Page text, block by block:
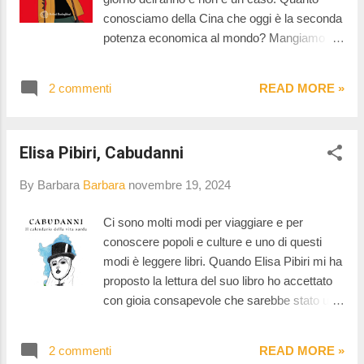
a casa neanche a Londra. E' una storia
emozionante piena di dolore e di speranza.
Una storia familiare basata sui ricordi e sulla
nostre radici? Sono veramente nel nostro
conosciamo della Cina che oggi è la seconda
potenza economica al mondo? Mangiamo
made in China. Da questo libro emerge un
Tianjin tre mesi prima del massacro di piazza
racconta la sua storia, e la storia della sua
cinese, il boom economico e il rapidissimo
sviluppo tecnologico. Karoline, trent'anni,
rientra a pieno diritto nella generazione dei
millennial, e da quel punto di vista ci rivela ciò
che lei e tre generazioni della sua famiglia
temi toccati da Karoline. La politica del figlio
2 commenti READ MORE »
Elisa Pibiri, Cabudanni
By Barbara Barbara novembre 19, 2024
Ci sono molti modi per viaggiare e per
conoscere popoli e culture e uno di questi
modi è leggere libri. Quando Elisa Pibiri mi ha
proposto la lettura del suo libro ho accettato
con gioia consapevole che sarebbe stato un
modo per celebrare lo scorrere del tempo,
2 commenti READ MORE »